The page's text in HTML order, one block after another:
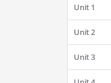
Unit 1
Unit 2
Unit 3